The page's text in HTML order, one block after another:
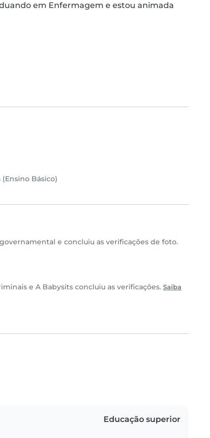
em Enfermagem e estou animada
(Ensino Básico)
e concluiu as verificações de foto.
e A Babysits concluiu as verificações. Saiba
Educação superior